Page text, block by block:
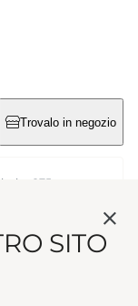
Trovalo in negozio
a €75
SITO